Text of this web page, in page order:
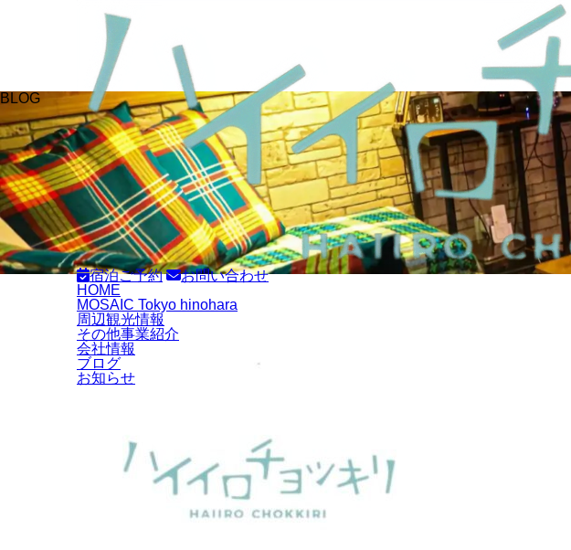
宿泊ご予約
お問い合わせ
HOME
MOSAIC Tokyo hinohara
周辺観光情報
その他事業紹介
会社情報
ブログ
お知らせ
BLOG